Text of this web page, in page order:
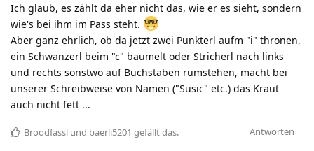
Ich glaub, es zählt da eher nicht das, wie er es sieht, sondern
wie's bei ihm im Pass steht.
Aber ganz ehrlich, ob da jetzt zwei Punkterl aufm "i" thronen,
ein Schwanzerl beim "c" baumelt oder Stricherl nach links
und rechts sonstwo auf Buchstaben rumstehen, macht bei
unserer Schreibweise von Namen ("Susic" etc.) das Kraut
auch nicht fett ...
Antworten
Broodfassl und baerli5201 gefällt das.